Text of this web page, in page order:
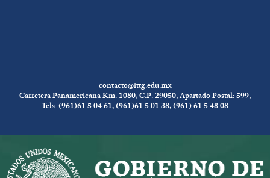
contacto@ittg.edu.mx
Carretera Panamericana Km. 1080, C.P. 29050, Apartado Postal: 599,
Tels. (961)61 5 04 61, (961)61 5 01 38, (961) 61 5 48 08